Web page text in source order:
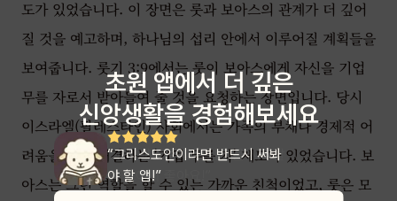
초원 앱에서 더 깊은
신앙생활을 경험해보세요
“그리스도인이라면 반드시 써봐
야 할 앱!”
도가 있었습니다. 이 장면은 룻과 보아스의 관계가 더 깊어
질 것을 예고하며, 하나님의 섭리 안에서 이루어질 계획들을
보여줍니다. 룻기 3:9에서는 룻이 보아스에게 자신을 기업
무를 자로서 받아들여 줄 것을 요청하는 장면입니다. 당시
이스라엘(팔레스타인) 사회에서는 가족의 부채나 경제적 어
려움을 대신 해결하는 '기업 무를 자' 제도가 있었습니다. 보
아스는 그런 역할을 할 수 있는 가까운 친척이었고, 룻은 모